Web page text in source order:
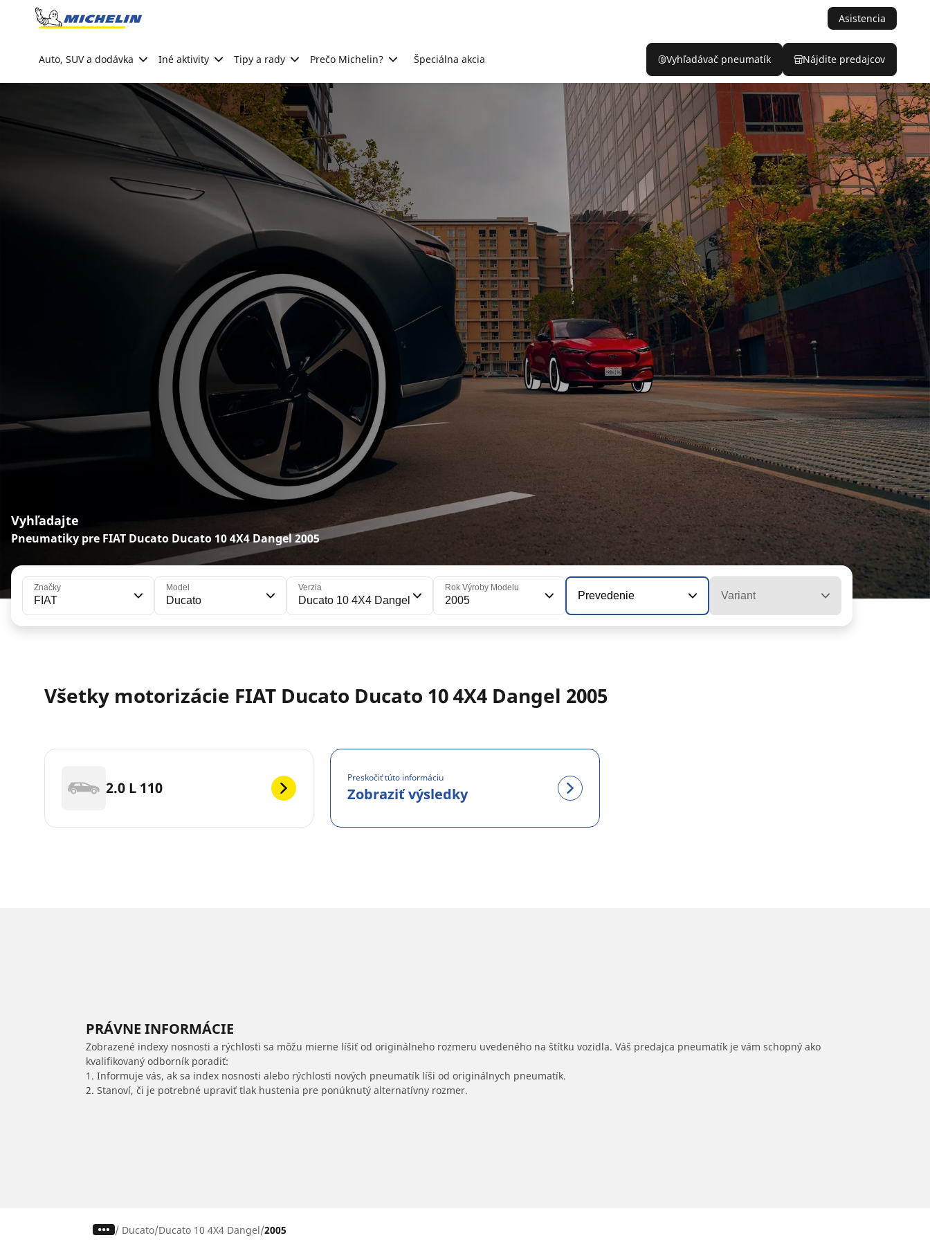
Go to page content
Asistencia
Auto, SUV a dodávka Iné aktivity Tipy a rady Prečo Michelin? Špeciálna akcia Vyhľadávač pneumatík Nájdite predajcov
Vyhľadajte
Pneumatiky pre FIAT Ducato Ducato 10 4X4 Dangel 2005
Značky
FIAT
Model
Ducato
Verzia
Ducato 10 4X4 Dangel
Rok Výroby Modelu
2005 Prevedenie Variant
Všetky motorizácie FIAT Ducato Ducato 10 4X4 Dangel 2005
2.0 L 110
Preskočiť túto informáciu
Zobraziť výsledky
PRÁVNE INFORMÁCIE
Zobrazené indexy nosnosti a rýchlosti sa môžu mierne líšiť od originálneho rozmeru uvedeného na štítku vozidla. Váš predajca pneumatík je vám schopný ako
kvalifikovaný odborník poradiť:
1. Informuje vás, ak sa index nosnosti alebo rýchlosti nových pneumatík líši od originálnych pneumatík.
2. Stanoví, či je potrebné upraviť tlak hustenia pre ponúknutý alternatívny rozmer.
/ Ducato Ducato 10 4X4 Dangel 2005